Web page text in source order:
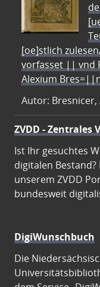
[oe]stlich
vorfasset || vnd
Alexium
Autor: Bresnicer,
ZVDD -
Ist Ihr gesuchtes
digitalen
unserem ZVDD
bundesweit
DigiWunschbuch
Die